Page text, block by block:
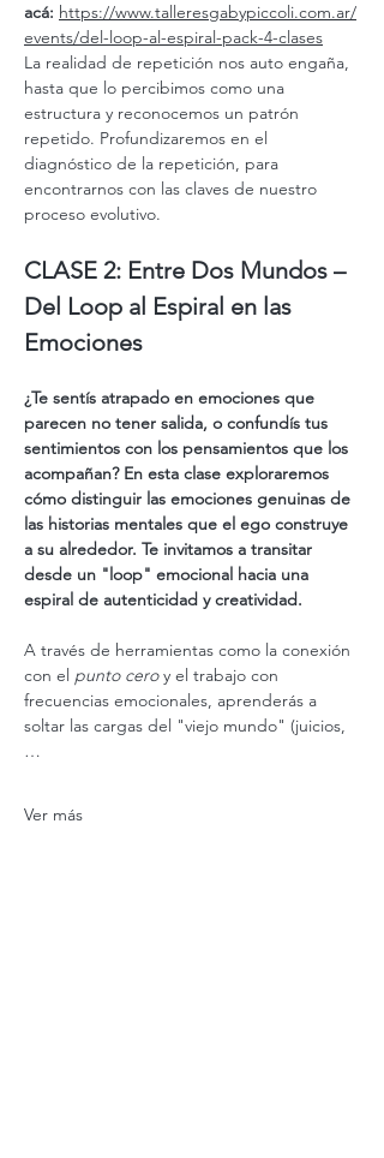
acá: https://www.talleresgabypiccoli.com.ar/
events/del-loop-al-espiral-pack-4-clases
La realidad de repetición nos auto engaña,
hasta que lo percibimos como una
estructura y reconocemos un patrón
repetido. Profundizaremos en el
diagnóstico de la repetición, para
encontrarnos con las claves de nuestro
proceso evolutivo.
CLASE 2: Entre Dos Mundos –
Del Loop al Espiral en las
Emociones
¿Te sentís atrapado en emociones que
parecen no tener salida, o confundís tus
sentimientos con los pensamientos que los
acompañan? En esta clase exploraremos
cómo distinguir las emociones genuinas de
las historias mentales que el ego construye
a su alrededor. Te invitamos a transitar
desde un "loop" emocional hacia una
espiral de autenticidad y creatividad.
A través de herramientas como la conexión
con el punto cero y el trabajo con
frecuencias emocionales, aprenderás a
soltar las cargas del "viejo mundo" (juicios,
…
Ver más